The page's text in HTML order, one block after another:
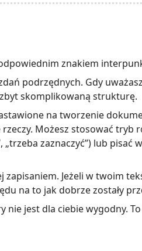
znakiem
podrzędnych. Gdy
skomplikowaną strukturę.
na tworzenie
Możesz stosować tryb
zaznaczyć”) lub pisać
Jeżeli w twoim
na to jak dobrze zostały
nie jest dla ciebie wygodny.